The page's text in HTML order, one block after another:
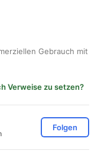
Gebrauch mit
Verweise zu setzen?
Folgen